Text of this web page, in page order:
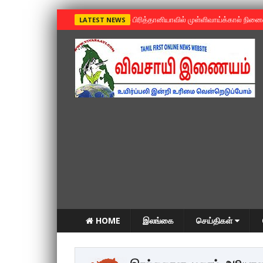
LATEST NEWS »பிரித்தானியாவில் முள்ளிவாய்க்கால்
HOME இலங்கை செய்திகள்